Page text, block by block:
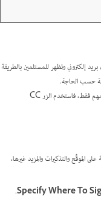
إلكتروني وتظهر للمستلمين بالطريقة
حسب الحاجة.
اختياري: إذا كنت تريد إضافة المزيد من الأشخاص بهدف إعلامهم فقط، فاستخدم الزر CC
الموقِّع والتذكيرات والمزيد غيرها،
Specify Where To
.